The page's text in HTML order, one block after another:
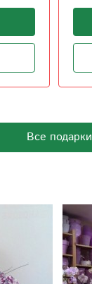
Все подарки